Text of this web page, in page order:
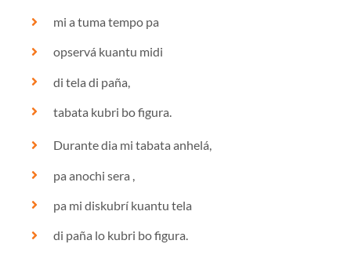
mi a tuma tempo pa
opservá kuantu midi
di tela di paña,
tabata kubri bo figura.
Durante dia mi tabata anhelá,
pa anochi sera ,
pa mi diskubrí kuantu tela
di paña lo kubri bo figura.